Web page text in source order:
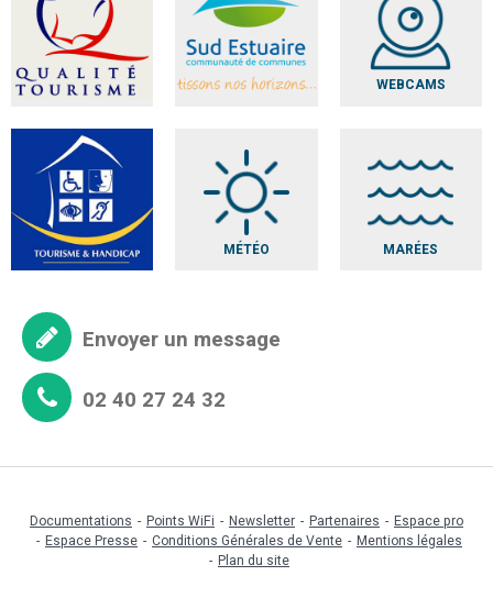
WEBCAMS
MÉTÉO MARÉES
Envoyer un message
02 40 27 24 32
Documentations Points WiFi Newsletter Partenaires
Espace pro
Espace Presse
Conditions Générales de Vente
Mentions légales
Plan du site